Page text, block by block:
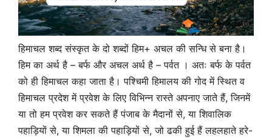
हिमाचल शब्द संस्कृत के दो शब्दों हिम+ अचल की सन्धि से बना है।
हिम का अर्थ है – बर्फ और अचल अर्थ है – पर्वत । अतः बर्फ के पर्वत
को ही हिमाचल कहा जाता है। पश्चिमी हिमालय की गोद में स्थित व
हिमाचल प्रदेश में प्रवेश के लिए विभिन्न रास्ते अपनाए जाते हैं, जिनमें
या तो हम प्रवेश कर सकते हैं पंजाब के मैदानों से, या शिवालिक
पहाड़ियों से, या शिमला की पहाड़ियों से, जो ढकी हुई हैं लहलहाते हरे-